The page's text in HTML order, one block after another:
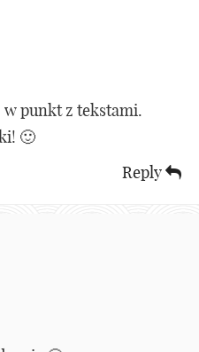
w punkt z tekstami.
🙂
Reply